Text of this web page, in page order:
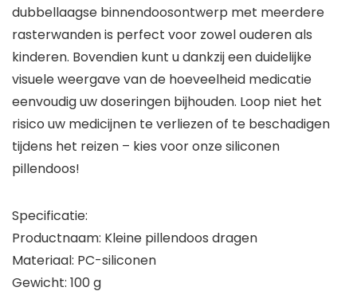
dubbellaagse binnendoosontwerp met meerdere
rasterwanden is perfect voor zowel ouderen als
kinderen. Bovendien kunt u dankzij een duidelijke
visuele weergave van de hoeveelheid medicatie
eenvoudig uw doseringen bijhouden. Loop niet het
risico uw medicijnen te verliezen of te beschadigen
tijdens het reizen – kies voor onze siliconen
pillendoos!
Specificatie:
Productnaam: Kleine pillendoos dragen
Materiaal: PC-siliconen
Gewicht: 100 g